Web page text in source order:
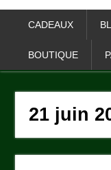
CADEAUX
BOUTIQUE
21 juin